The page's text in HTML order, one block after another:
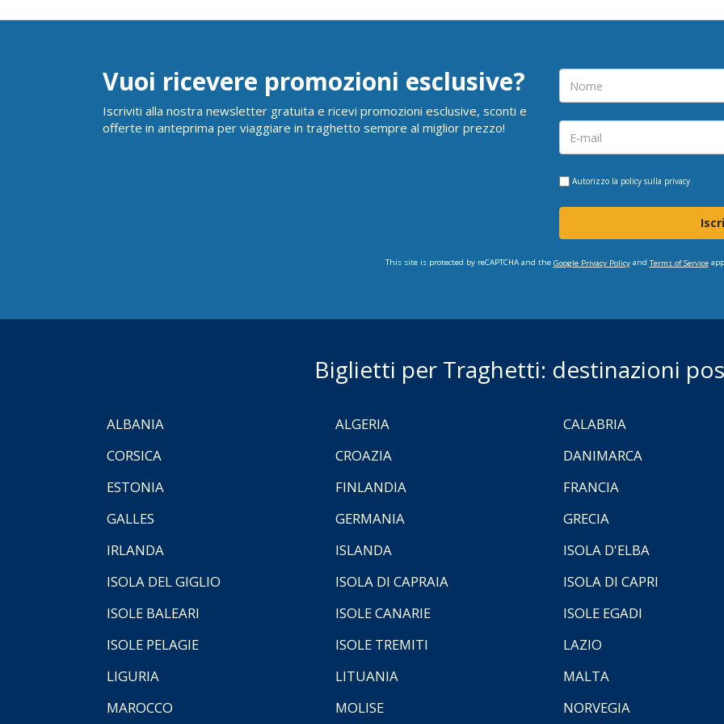
Vuoi ricevere promozioni esclusive?
Iscriviti alla nostra newsletter gratuita e ricevi promozioni esclusive, sconti e
offerte in anteprima per viaggiare in traghetto sempre al miglior prezzo!
Autorizzo la policy sulla privacy
This site is protected by reCAPTCHA and the Google Privacy Policyand Terms of Service
Biglietti per Traghetti: destinazioni
ALBANIA ALGERIA CALABRIA
CORSICA
CROAZIA DANIMARCA
ESTONIA
FINLANDIA FRANCIA
GALLES
GERMANIA GRECIA
IRLANDA
ISLANDA ISOLA D'ELBA
ISOLA DEL GIGLIO
ISOLA DI CAPRAIA ISOLA DI CAPRI
ISOLE BALEARI
ISOLE CANARIE ISOLE EGADI
ISOLE PELAGIE
ISOLE TREMITI LAZIO
LIGURIA
LITUANIA MALTA
MAROCCO
MOLISE NORVEGIA